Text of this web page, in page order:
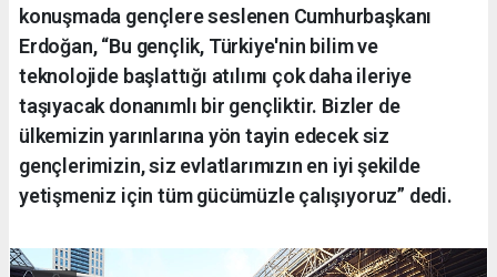
konuşmada gençlere seslenen Cumhurbaşkanı
Erdoğan, “Bu gençlik, Türkiye'nin bilim ve
teknolojide başlattığı atılımı çok daha ileriye
taşıyacak donanımlı bir gençliktir. Bizler de
ülkemizin yarınlarına yön tayin edecek siz
gençlerimizin, siz evlatlarımızın en iyi şekilde
yetişmeniz için tüm gücümüzle çalışıyoruz” dedi.